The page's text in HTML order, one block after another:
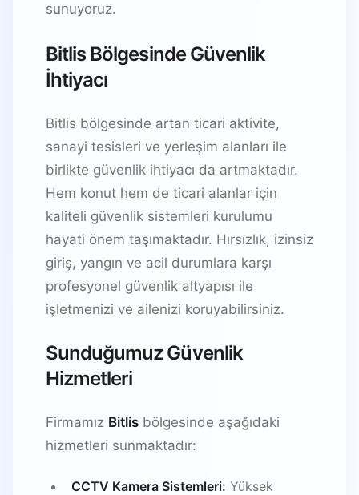
sunuyoruz.
Bitlis Bölgesinde Güvenlik
İhtiyacı
Bitlis bölgesinde artan ticari aktivite,
sanayi tesisleri ve yerleşim alanları ile
birlikte güvenlik ihtiyacı da artmaktadır.
Hem konut hem de ticari alanlar için
kaliteli güvenlik sistemleri kurulumu
hayati önem taşımaktadır. Hırsızlık, izinsiz
giriş, yangın ve acil durumlara karşı
profesyonel güvenlik altyapısı ile
işletmenizi ve ailenizi koruyabilirsiniz.
Sunduğumuz Güvenlik
Hizmetleri
Firmamız Bitlis bölgesinde aşağıdaki
hizmetleri sunmaktadır:
CCTV Kamera Sistemleri: Yüksek